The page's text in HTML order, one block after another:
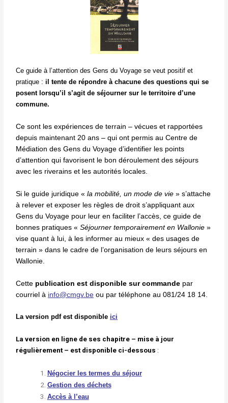
Ce guide à l’attention des Gens du Voyage se veut positif et
pratique :il tente de répondre à chacune des questions qui se
posent lorsqu’il s’agit de séjourner sur le territoire d’une
commune.
Ce sont les expériences de terrain–vécues et rapportées
depuis maintenant 20 ans – qui ont permis au Centre de
Médiation des Gens du Voyage d’identifier les points
d’attention qui favorisent le bon déroulement des séjours
avec les riverains et les autorités locales.
Si le guide juridique «la mobilité, un mode de vie » s’attache
à relever et exposer les règles de droit s’appliquant aux
Gens du Voyage pour leur en faciliter l’accès, ce guide de
bonnes pratiques «Séjourner temporairement en Wallonie »
vise quant à lui, à les informer au mieux « des usages de
terrain » dans le cadre de l’organisation de leurs séjours en
Wallonie.
Cette publication est disponible sur commande par
courriel à info@cmgv.be ou par téléphone au 081/24 18 14.
La version pdf est disponible ici
La version en ligne de ses chapitre – mise à jour
régulièrement – est disponible ci-dessous :
Négocier les termes du séjour
Gestion des déchets
Accès à l’eau